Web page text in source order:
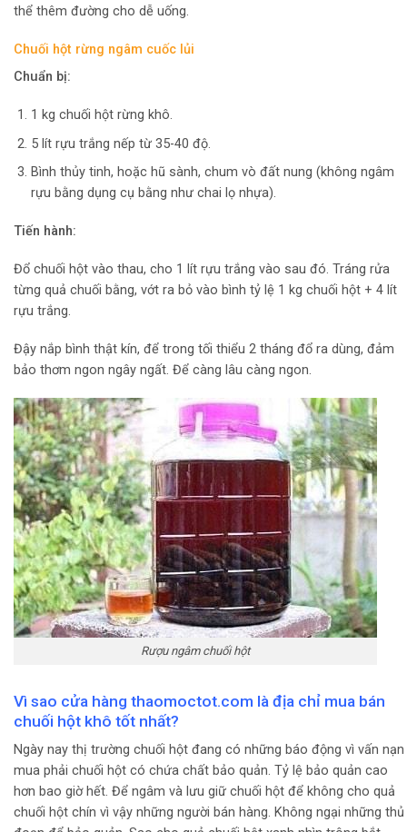
thể thêm đường cho dễ uống.
Chuối hột rừng ngâm cuốc lủi
Chuẩn bị:
1 kg chuối hột rừng khô.
5 lít rựu trắng nếp từ 35-40 độ.
Bình thủy tinh, hoặc hũ sành, chum vò đất nung (không ngâm
rựu bằng dụng cụ bằng như chai lọ nhựa).
Tiến hành:
Đổ chuối hột vào thau, cho 1 lít rựu trắng vào sau đó. Tráng rửa
từng quả chuối bằng, vớt ra bỏ vào bình tỷ lệ 1 kg chuối hột + 4 lít
rựu trắng.
Đậy nắp bình thật kín, để trong tối thiểu 2 tháng đổ ra dùng, đảm
bảo thơm ngon ngây ngất. Để càng lâu càng ngon.
Rượu ngâm chuối hột
Vì sao cửa hàng thaomoctot.com là địa chỉ mua bán
chuối hột khô tốt nhất?
Ngày nay thị trường chuối hột đang có những báo động vì vấn nạn
mua phải chuối hột có chứa chất bảo quản. Tỷ lệ bảo quản cao
hơn bao giờ hết. Để ngâm và lưu giữ chuối hột để không cho quả
chuối hột chín vì vậy những người bán hàng. Không ngại những thủ